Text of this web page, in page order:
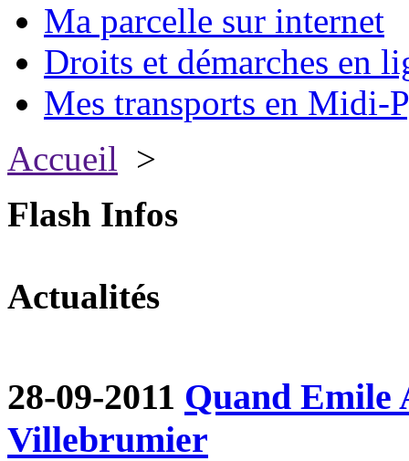
Ma parcelle sur internet
Droits et démarches en
Mes transports en Midi-
Accueil >
Flash Infos
Actualités
28-09-2011 Quand Emile
Villebrumier